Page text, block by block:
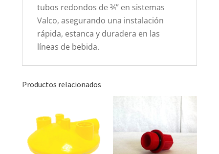
tubos redondos de ¾” en sistemas
Valco, asegurando una instalación
rápida, estanca y duradera en las
líneas de bebida.
Productos relacionados